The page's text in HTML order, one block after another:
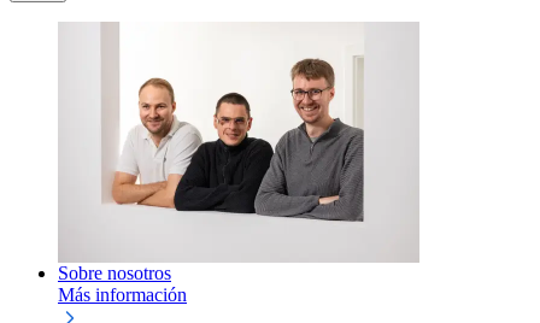
Sobre nosotros
Más información